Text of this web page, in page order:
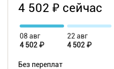
4 502 ₽ сейчас
08 авг
4 502 ₽
22 авг
4 502 ₽
Без переплат